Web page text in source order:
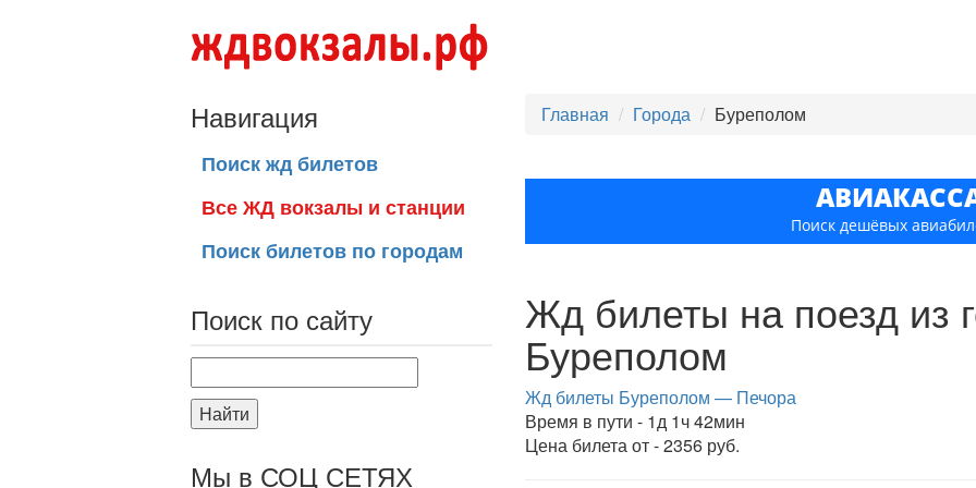
Главная Города Буреполом
Поиск дешёвых
Жд билеты на поезд из
Буреполом
Жд билеты Буреполом — Печора
Время в пути - 1д 1ч 42мин
Цена билета от - 2356 руб.
Навигация
Поиск жд билетов
Все ЖД вокзалы и станции
Поиск билетов по городам
Поиск по сайту
Найти
Мы в СОЦ СЕТЯХ